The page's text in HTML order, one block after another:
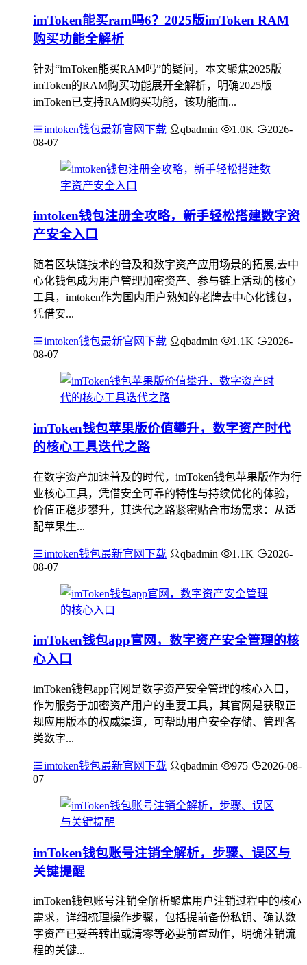
imToken能买ram吗6？2025版imToken RAM
购买功能全解析
针对“imToken能买RAM吗”的疑问，本文聚焦2025版
imToken的RAM购买功能展开全解析，明确2025版
imToken已支持RAM购买功能，该功能面...
imtoken钱包最新官网下载 qbadmin 1.0K
2026-
08-07
imtoken钱包注册全攻略，新手轻松搭建数字资
产安全入口
随着区块链技术的普及和数字资产应用场景的拓展,去中
心化钱包成为用户管理加密资产、参与链上活动的核心
工具，imtoken作为国内用户熟知的老牌去中心化钱包，
凭借安...
imtoken钱包最新官网下载 qbadmin 1.1K
2026-
08-07
imToken钱包苹果版价值攀升，数字资产时代
的核心工具迭代之路
在数字资产加速普及的时代，imToken钱包苹果版作为行
业核心工具，凭借安全可靠的特性与持续优化的体验，
价值正稳步攀升，其迭代之路紧密贴合市场需求：从适
配苹果生...
imtoken钱包最新官网下载 qbadmin 1.1K
2026-
08-07
imToken钱包app官网，数字资产安全管理的核
心入口
imToken钱包app官网是数字资产安全管理的核心入口，
作为服务于加密资产用户的重要工具，其官网是获取正
规应用版本的权威渠道，可帮助用户安全存储、管理各
类数字...
imtoken钱包最新官网下载 qbadmin 975
2026-08-
07
imToken钱包账号注销全解析，步骤、误区与
关键提醒
imToken钱包账号注销全解析聚焦用户注销过程中的核心
需求，详细梳理操作步骤，包括提前备份私钥、确认数
字资产已妥善转出或清零等必要前置动作，明确注销流
程的关键...